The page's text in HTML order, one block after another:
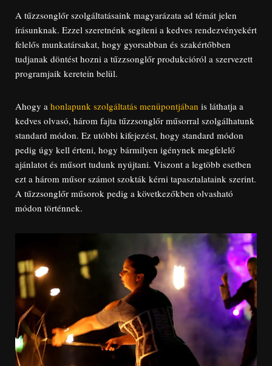
A tűzzsonglőr szolgáltatásaink magyarázata ad témát jelen
írásunknak. Ezzel szeretnénk segíteni a kedves rendezvényekért
felelős munkatársakat, hogy gyorsabban és szakértőbben
tudjanak döntést hozni a tűzzsonglőr produkcióról a szervezett
programjaik keretein belül.
Ahogy a honlapunk szolgáltatás menüpontjában is láthatja a
kedves olvasó, három fajta tűzzsonglőr műsorral szolgálhatunk
standard módon. Ez utóbbi kifejezést, hogy standard módon
pedig úgy kell érteni, hogy bármilyen igénynek megfelelő
ajánlatot és műsort tudunk nyújtani. Viszont a legtöbb esetben
ezt a három műsor számot szokták kérni tapasztalataink szerint.
A tűzzsonglőr műsorok pedig a következőkben olvasható
módon történnek.